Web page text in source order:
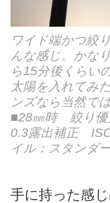
ワイド端かつ絞
んな感じ。かな
ら15分後くらい
太陽を入れてみ
ンズなら当然で
■28㎜時 絞り
0.3露出補正
イル：スタンダ
手に持った感